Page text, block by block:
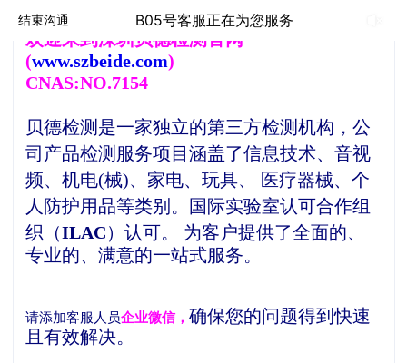
结束沟通 B05号客服正在为您服务
欢 迎来到深圳贝德检测官网
(www.szbeide.com)
CNAS:NO.7154
贝德检测是一家独立的第三方检测机构，公
司产品检测服务项目涵盖了信息技术、音视
频、机电(械)、家电、玩具、 医疗器械、个
人防护用品等类别。
国际实验室认可合作组
织（ILAC）认可。
为客户提供了全面的、
专业的、满意的一站式服务。
请添加客服人员企业微信，确保您的问题得到快速
且有效解决。